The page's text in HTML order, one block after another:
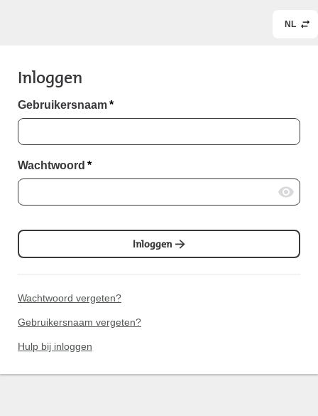
NL
Inloggen
Gebruikersnaam*
Wachtwoord *
Inloggen
Wachtwoord vergeten?
Gebruikersnaam vergeten?
Hulp bij inloggen